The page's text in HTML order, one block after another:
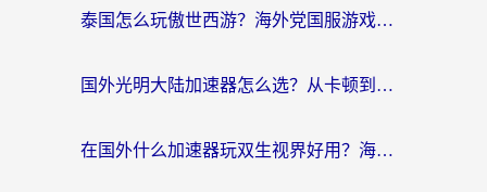
泰国怎么玩傲世西游？海外党国服游戏加速终极攻略（附光明大陆量子特攻实测）
国外光明大陆加速器怎么选？从卡顿到丝滑的终极指南（含德国玩走开外星人墨西哥玩俄罗斯方块技巧）
在国外什么加速器玩双生视界好用？海外党亲测不踩坑的终极指南